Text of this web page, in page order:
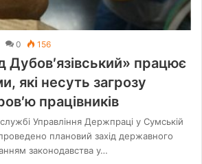
0 156
Дубов′язівський» працює
які несуть загрозу
працівників
Управління Держпраці у Сумській
плановий захід державного
законодавства у…